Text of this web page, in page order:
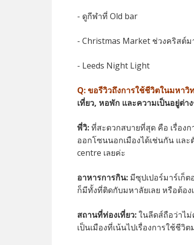
- ดูกีฬาที่ Old bar
- Christmas Market ช่วงคริสต์ม
- Leeds Night Light
Q:ขอรีวิวถึงการใช้ชีวิตในมหาวิ
เที่ยว, หอพัก และความเป็นอยู่ต่า
พี่วิ:ที่สะดวกสบายที่สุด คือ เรื่อง
ออกโซนนอกเมืองได้เช่นกัน แล
centre เลยค่ะ
อาหารการกิน: มีซุปเปอร์มาร์เก็
ก็มีทั้งที่ติดกับมหาลัยเลย หรือต้อง
สถานที่ท่องเที่ยว:ในลีดส์ถือว่าไม่
เป็นเมืองที่เน้นไปเรื่องการใช้ชีวิ